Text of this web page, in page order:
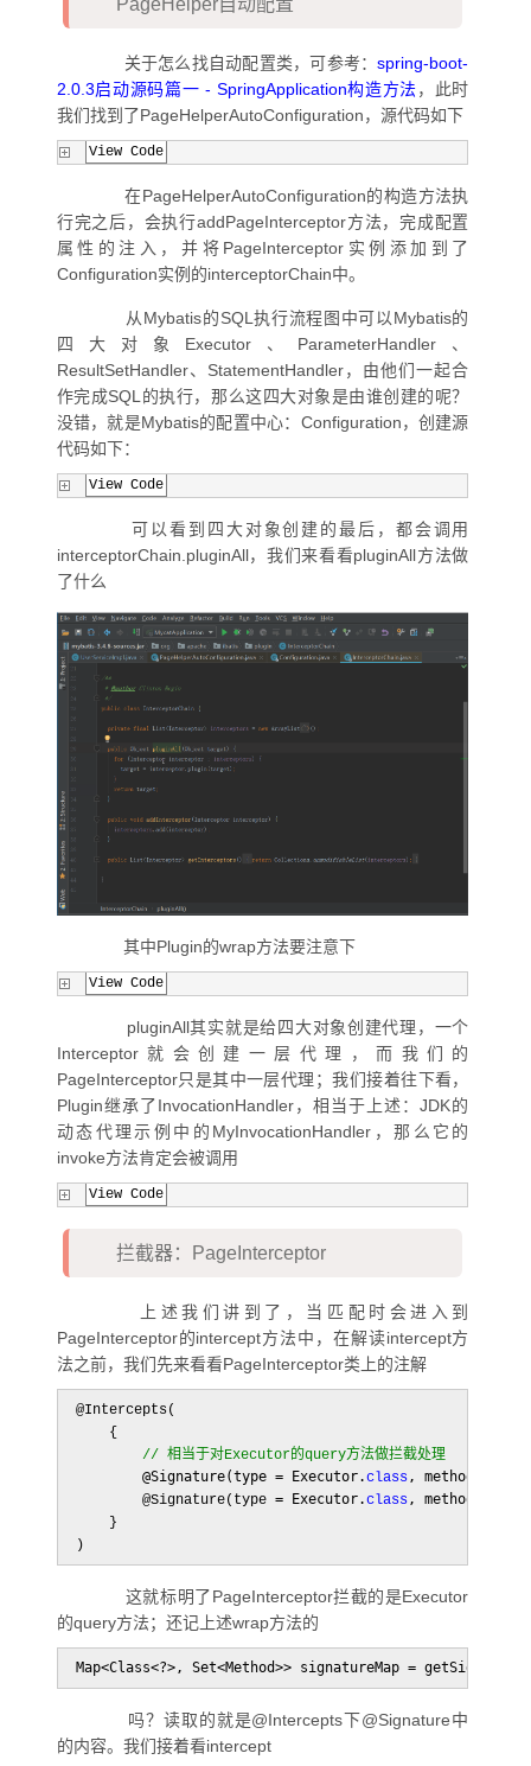
PageHelper自动配置
关于怎么找自动配置类，可参考：spring-boot-
2.0.3启动源码篇一 - SpringApplication构造方法，此时
我们找到了PageHelperAutoConfiguration，源代码如下
View Code
在PageHelperAutoConfiguration的构造方法执
行完之后，会执行addPageInterceptor方法，完成配置
属性的注入，并将PageInterceptor实例添加到了
Configuration实例的interceptorChain中。
从Mybatis的SQL执行流程图中可以Mybatis的
四大对象Executor、ParameterHandler、
ResultSetHandler、StatementHandler，由他们一起合
作完成SQL的执行，那么这四大对象是由谁创建的呢？
没错，就是Mybatis的配置中心：Configuration，创建源
代码如下：
View Code
可以看到四大对象创建的最后，都会调用
interceptorChain.pluginAll，我们来看看pluginAll方法做
了什么
其中Plugin的wrap方法要注意下
View Code
pluginAll其实就是给四大对象创建代理，一个
Interceptor就会创建一层代理，而我们的
PageInterceptor只是其中一层代理；我们接着往下看，
Plugin继承了InvocationHandler，相当于上述：JDK的
动态代理示例中的MyInvocationHandler，那么它的
invoke方法肯定会被调用
View Code
拦截器：PageInterceptor
上述我们讲到了，当匹配时会进入到
PageInterceptor的intercept方法中，在解读intercept方
法之前，我们先来看看PageInterceptor类上的注解
@Intercepts(
    {
// 相当于对Executor的query方法做拦截处理
        @Signature(type = Executor.
class, method =
        @Signature(type
= Executor.class, method =
    }
)
这就标明了PageInterceptor拦截的是Executor
的query方法；还记上述wrap方法的
Map<Class<?>, Set<Method>> signatureMap =
吗？读取的就是@Intercepts下@Signature中
的内容。我们接着看intercept